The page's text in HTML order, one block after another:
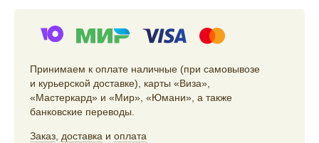
Принимаем к оплате наличные (при самовывозе
и курьерской доставке), карты «Виза»,
«Мастеркард» и «Мир», «Юмани», а также
банковские переводы.
Заказ доставка и оплата